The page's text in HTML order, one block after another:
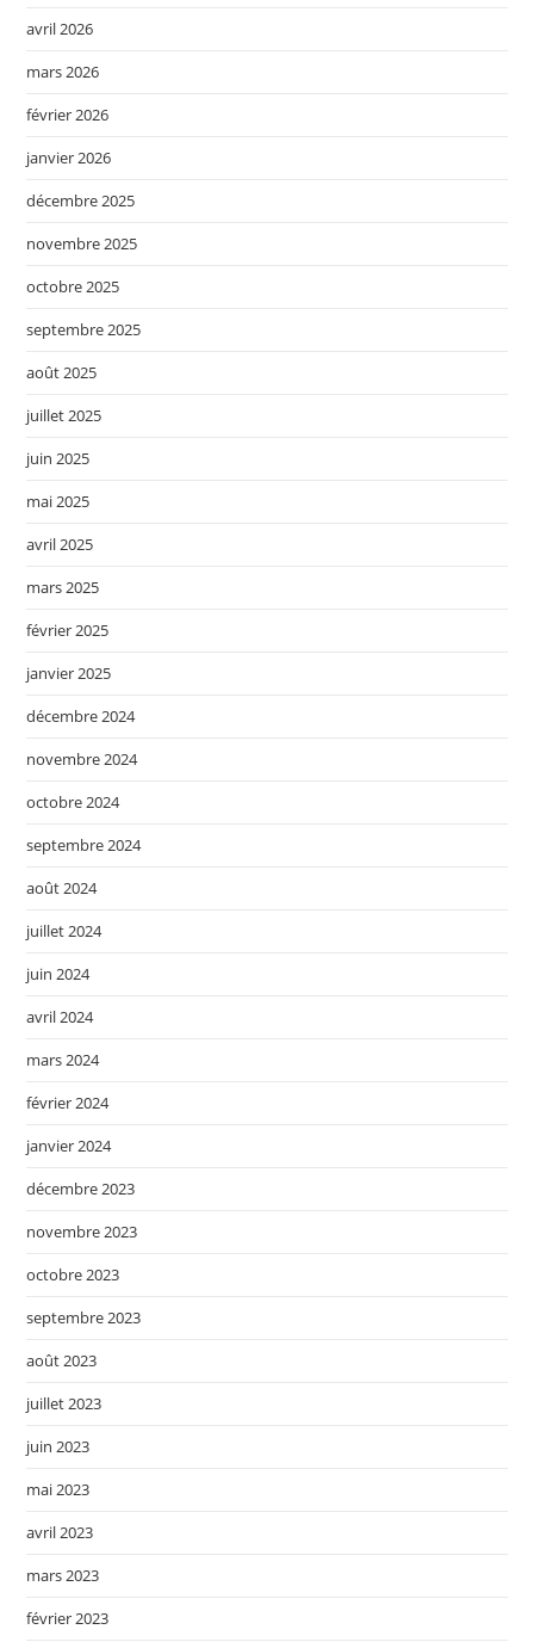
avril 2026
mars 2026
février 2026
janvier 2026
décembre 2025
novembre 2025
octobre 2025
septembre 2025
août 2025
juillet 2025
juin 2025
mai 2025
avril 2025
mars 2025
février 2025
janvier 2025
décembre 2024
novembre 2024
octobre 2024
septembre 2024
août 2024
juillet 2024
juin 2024
avril 2024
mars 2024
février 2024
janvier 2024
décembre 2023
novembre 2023
octobre 2023
septembre 2023
août 2023
juillet 2023
juin 2023
mai 2023
avril 2023
mars 2023
février 2023